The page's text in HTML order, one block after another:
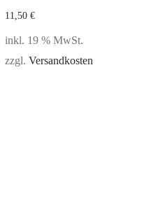
11,50 €
inkl. 19 % MwSt.
zzgl. Versandkosten